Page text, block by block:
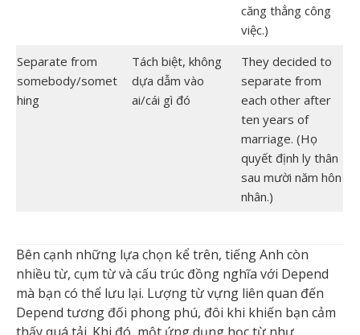
căng thẳng công
việc.)
Separate from
somebody/somet
hing
Tách biệt, không
dựa dẫm vào
ai/cái gì đó
They decided to
separate from
each other after
ten years of
marriage. (Họ
quyết định ly thân
sau mười năm hôn
nhân.)
Bên cạnh những lựa chọn kể trên, tiếng Anh còn
nhiều từ, cụm từ và cấu trúc đồng nghĩa với Depend
mà bạn có thể lưu lại. Lượng từ vựng liên quan đến
Depend tương đối phong phú, đôi khi khiến bạn cảm